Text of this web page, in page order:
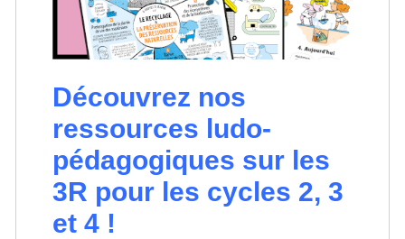
Découvrez nos
ressources ludo-
pédagogiques sur les
3R pour les cycles 2, 3
et 4 !